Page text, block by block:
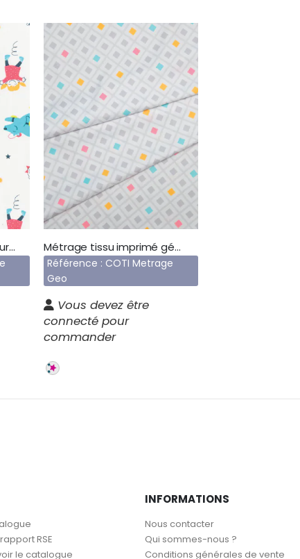
Métrage tissu imprimé ours COTI Métrage tissu imprimé géo COTI
Référence : COTI Metrage
Geo
Vous devez être
connecté pour
commander
RSE
le catalogue
INFORMATIONS
Nous contacter
Qui sommes-nous ?
Conditions générales de vente